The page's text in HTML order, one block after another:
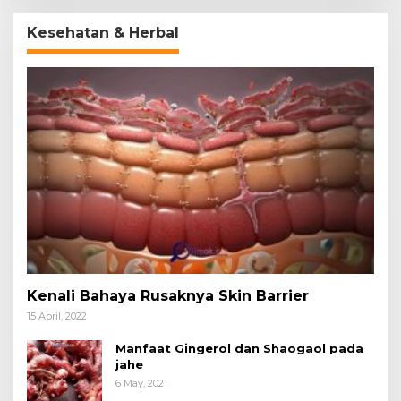
Kesehatan & Herbal
Kenali Bahaya Rusaknya Skin Barrier
15 April, 2022
Manfaat Gingerol dan Shaogaol pada
jahe
6 May, 2021